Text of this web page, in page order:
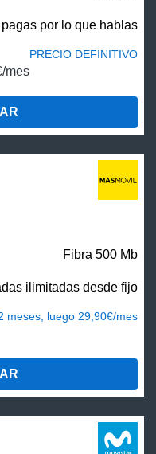
por lo que hablas
mes
PRECIO DEFINITIVO
Fibra 500 Mb
ilimitadas desde fijo
meses, luego 29,90€/mes